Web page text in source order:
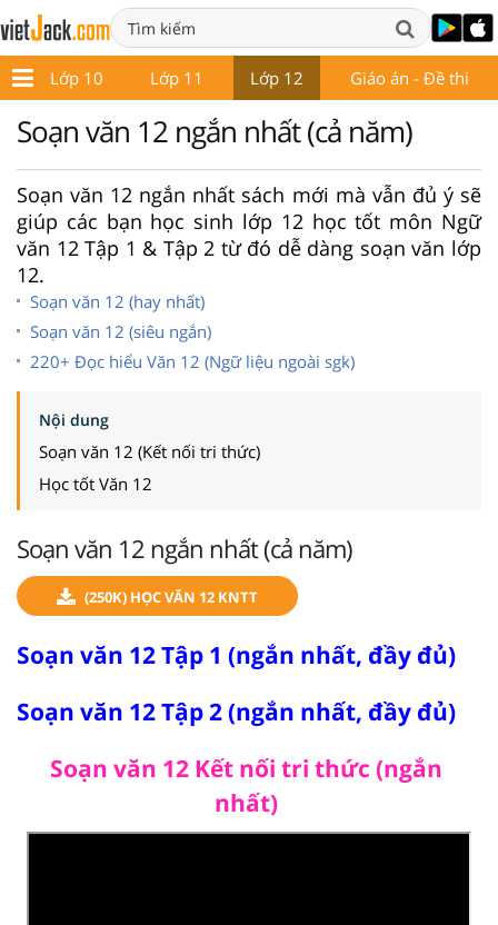
Lớp 10 Lớp 11 Lớp 12 Giáo án - Đề thi
Soạn văn 12 ngắn nhất (cả năm)
Soạn văn 12 ngắn nhất sách mới mà vẫn đủ ý sẽ
giúp các bạn học sinh lớp 12 học tốt môn Ngữ
văn 12 Tập 1 & Tập 2 từ đó dễ dàng soạn văn lớp
12.
Soạn văn 12 (hay nhất)
Soạn văn 12 (siêu ngắn)
220+ Đọc hiểu Văn 12 (Ngữ liệu ngoài sgk)
Nội dung
Soạn văn 12 (Kết nối tri thức)
Học tốt Văn 12
Soạn văn 12 ngắn nhất (cả năm)
(250K) HỌC VĂN 12 KNTT
Soạn văn 12 Tập 1 (ngắn nhất, đầy đủ)
Soạn văn 12 Tập 2 (ngắn nhất, đầy đủ)
Soạn văn 12 Kết nối tri thức (ngắn
nhất)